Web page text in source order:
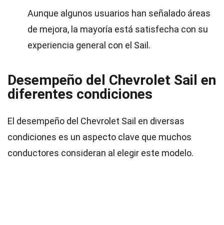
Aunque algunos usuarios han señalado áreas
de mejora, la mayoría está satisfecha con su
experiencia general con el Sail.
Desempeño del Chevrolet Sail en
diferentes condiciones
El desempeño del Chevrolet Sail en diversas
condiciones es un aspecto clave que muchos
conductores consideran al elegir este modelo.